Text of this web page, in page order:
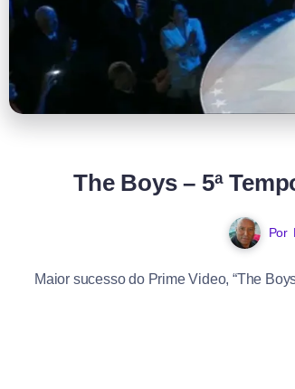
The Boys – 5ª
Por
Maior sucesso do Prime Video, “The